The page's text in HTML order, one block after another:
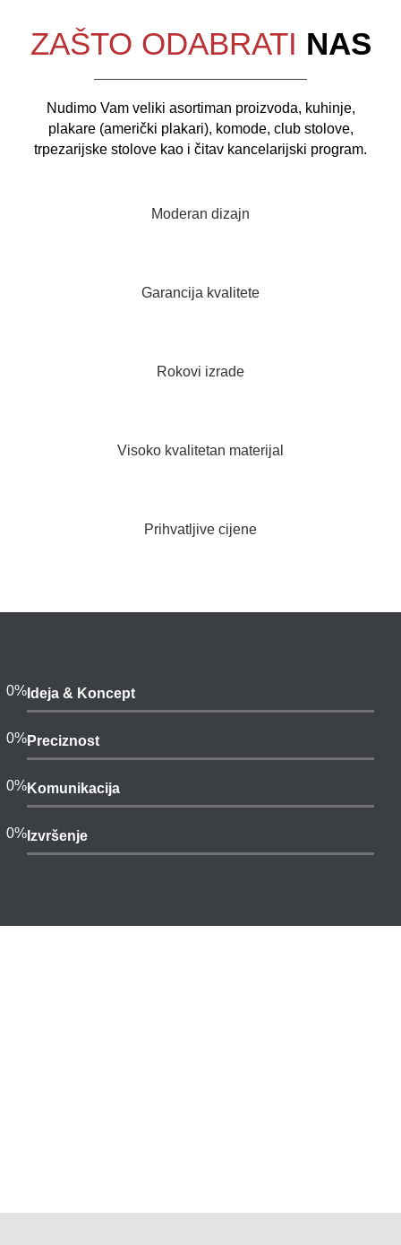
ZAŠTO ODABRATI NAS
Nudimo Vam veliki asortiman proizvoda, kuhinje,
plakare (američki plakari), komode, club stolove,
trpezarijske stolove kao i čitav kancelarijski program.
Moderan dizajn
Garancija kvalitete
Rokovi izrade
Visoko kvalitetan materijal
Prihvatljive cijene
Ideja & Koncept
0%
Preciznost
0%
Komunikacija
0%
Izvršenje
0%